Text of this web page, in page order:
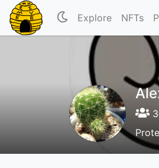
Explore NFTs